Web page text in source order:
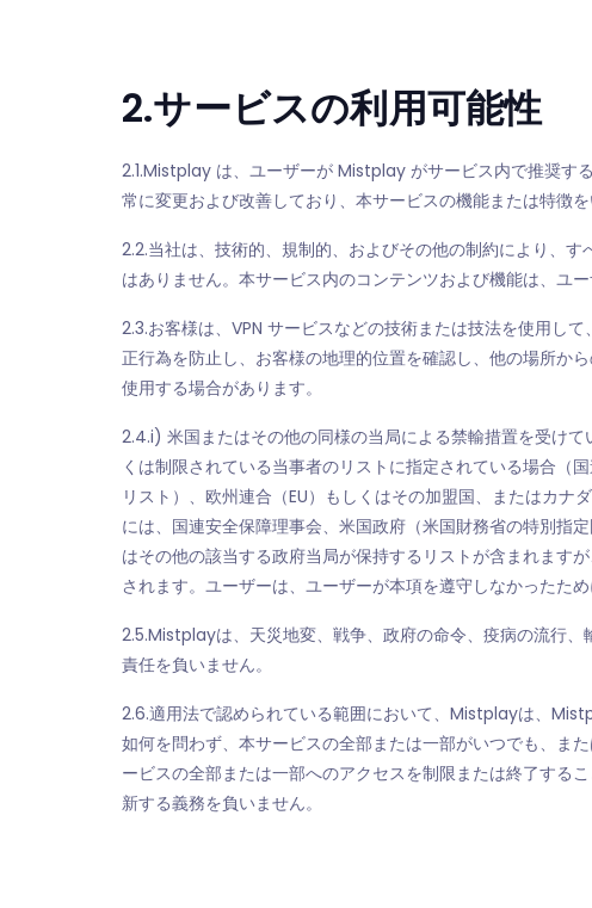
2.サービスの利用可能性
2.1.Mistplay は、ユーザーが Mistplay がサービス内で推奨す
常に変更および改善しており、本サービスの機能または特徴
2.2.当社は、技術的、規制的、およびその他の制約により、
はありません。本サービス内のコンテンツおよび機能は、ユ
2.3.お客様は、VPN サービスなどの技術または技法を使用し
正行為を防止し、お客様の地理的位置を確認し、他の場所か
使用する場合があります。
2.4.i) 米国またはその他の同様の当局による禁輸措置を受け
くは制限されている当事者のリストに指定されている場合（
リスト）、欧州連合（EU）もしくはその加盟国、またはカ
には、国連安全保障理事会、米国政府（米国財務省の特別指
はその他の該当する政府当局が保持するリストが含まれます
されます。ユーザーは、ユーザーが本項を遵守しなかったた
2.5.Mistplayは、天災地変、戦争、政府の命令、疫病の流行
責任を負いません。
2.6.適用法で認められている範囲において、Mistplayは、
如何を問わず、本サービスの全部または一部がいつでも、ま
ービスの全部または一部へのアクセスを制限または終了する
新する義務を負いません。